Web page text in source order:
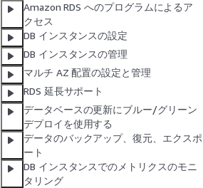
Amazon RDS へのプログラムによるア
クセス
DB インスタンスの設定
DB インスタンスの管理
マルチ AZ 配置の設定と管理
RDS 延長サポート
データベースの更新にブルー/グリーン
デプロイを使用する
データのバックアップ、復元、エクスポ
ート
DB インスタンスでのメトリクスのモニ
タリング